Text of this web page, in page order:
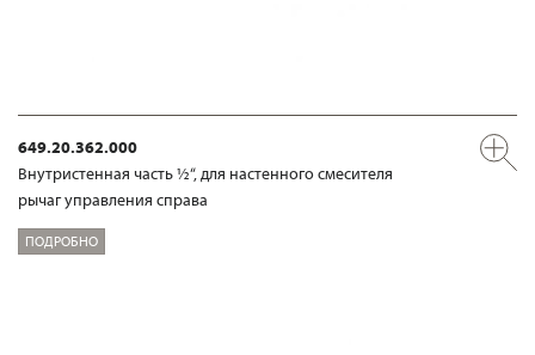
649.20.362.000
Внутристенная часть ½“, для настенного смесителя
рычаг управления справа
ПОДРОБНО